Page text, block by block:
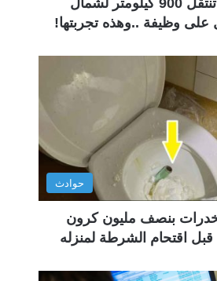
امرأة سويدية تنتقل 900 كيلومتر لشمال
على وظيفة ..وهذه تجربتها!
حوادث
بنصف مليون كرون
اقتحام الشرطة لمنزله